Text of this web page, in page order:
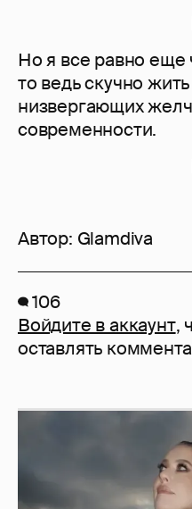
Но я все равно еще
то ведь скучно
низвергающих
современности.
Автор: Glamdiva
106
Войдите в аккаунт,
оставлять